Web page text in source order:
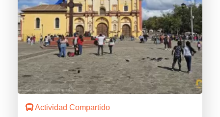
Actividad Compartido